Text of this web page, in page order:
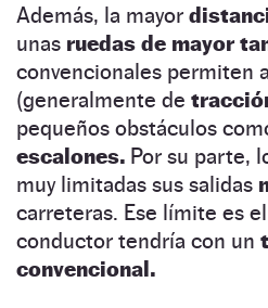
Además, la mayor
unas ruedas de mayor
convencionales permiten
(generalmente de
pequeños obstáculos
escalones. Por su parte,
muy limitadas sus salidas
carreteras. Ese límite es
conductor tendría con un
convencional.